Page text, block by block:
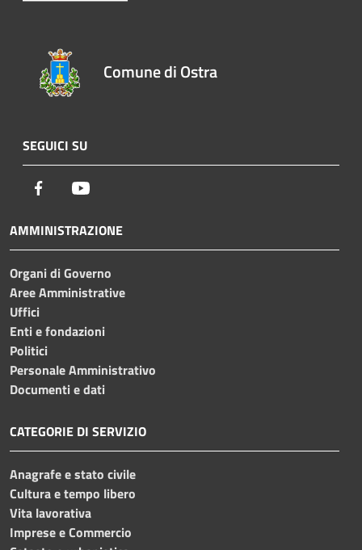
Comune di Ostra
SEGUICI SU
Facebook
AMMINISTRAZIONE
Organi di Governo
Aree Amministrative
Uffici
Enti e fondazioni
Politici
Personale Amministrativo
Documenti e dati
CATEGORIE DI SERVIZIO
Anagrafe e stato civile
Cultura e tempo libero
Vita lavorativa
Imprese e Commercio